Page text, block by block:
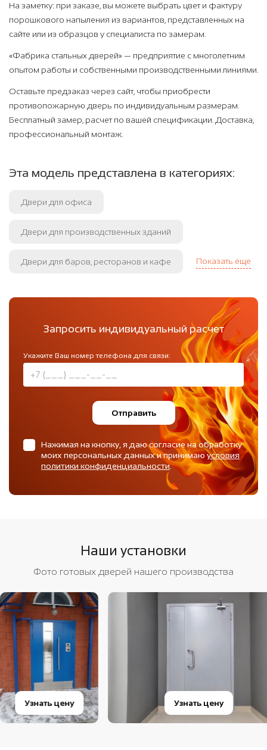
На заметку: при заказе, вы можете выбрать цвет и фактуру
порошкового напыления из вариантов, представленных на
сайте или из образцов у специалиста по замерам.
«Фабрика стальных дверей» — предприятие с многолетним
опытом работы и собственными производственными линиями.
Оставьте предзаказ через сайт, чтобы приобрести
противопожарную дверь по индивидуальным размерам.
Бесплатный замер, расчет по вашей спецификации. Доставка,
профессиональный монтаж.
Эта модель представлена в категориях:
Двери для офиса
Двери для производственных зданий
Двери для баров, ресторанов и кафе Показать еще
Запросить индивидуальный расчет
Укажите Ваш номер телефона для связи:
Отправить
Нажимая на кнопку, я даю согласие на обработку
моих персональных данных и принимаюусловия
политики конфиденциальности.
Наши установки
Фото готовых дверей нашего производства
Узнать цену Узнать цену